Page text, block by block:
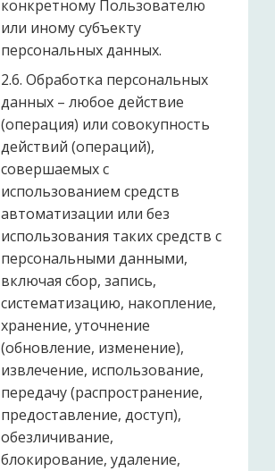
конкретному Пользователю
или иному субъекту
персональных данных.
2.6. Обработка персональных
данных – любое действие
(операция) или совокупность
действий (операций),
совершаемых с
использованием средств
автоматизации или без
использования таких средств с
персональными данными,
включая сбор, запись,
систематизацию, накопление,
хранение, уточнение
(обновление, изменение),
извлечение, использование,
передачу (распространение,
предоставление, доступ),
обезличивание,
блокирование, удаление,